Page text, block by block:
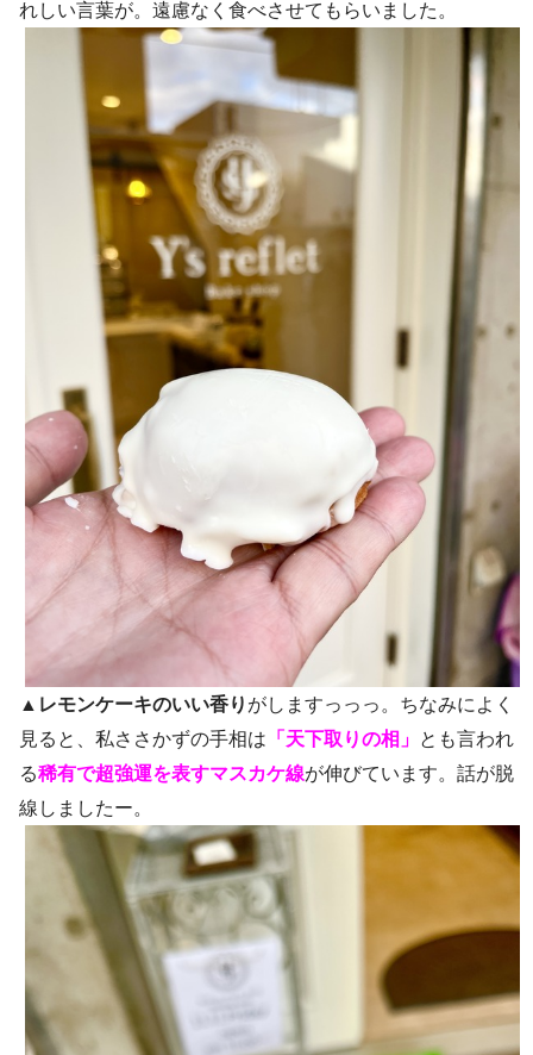
れしい言葉が。遠慮なく食べさせてもらいました。
▲ レモンケーキのいい香り がしますっっっ。ちなみによく
見ると、私ささかずの手相は 「天下取りの相」 とも言われ
る稀有で超強運を表すマスカケ線が伸びています。話が脱
線しましたー。